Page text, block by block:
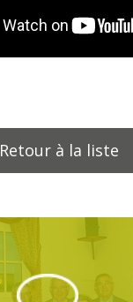
Retour à la liste